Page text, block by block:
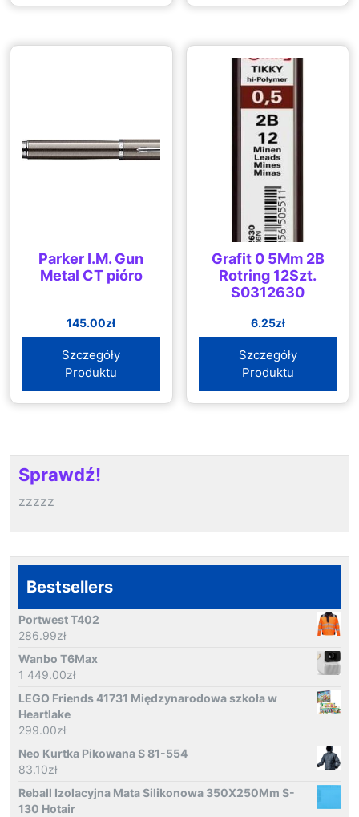
Parker I.M. Gun
Metal CT pióro
145.00zł
Szczegóły
Produktu
Grafit 0 5Mm 2B
Rotring 12Szt.
S0312630
6.25zł
Szczegóły
Produktu
Sprawdź!
zzzzz
Bestsellers
Portwest T402
286.99zł
Wanbo T6Max
1 449.00zł
LEGO Friends 41731 Międzynarodowa szkoła w
Heartlake
299.00zł
Neo Kurtka Pikowana S 81-554
83.10zł
Reball Izolacyjna Mata Silikonowa 350X250Mm S-
130 Hotair